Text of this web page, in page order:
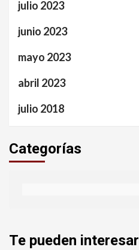
julio 2023
junio 2023
mayo 2023
abril 2023
julio 2018
Categorías
Te pueden interesar